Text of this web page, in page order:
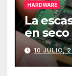
HARDWARE
La
en
de PCs
10 JULIO,